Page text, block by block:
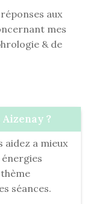
aux
mes
& de
?
aidez a mieux
séances.